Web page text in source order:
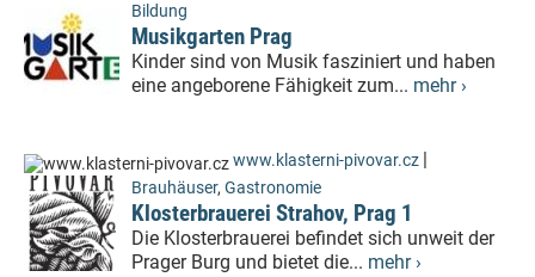
Bildung
Musikgarten Prag
Kinder sind von Musik fasziniert und haben
eine angeborene Fähigkeit zum... mehr ›
www.klasterni-pivovar.cz |
Brauhäuser, Gastronomie
Klosterbrauerei Strahov, Prag 1
Die Klosterbrauerei befindet sich unweit der
Prager Burg und bietet die... mehr ›